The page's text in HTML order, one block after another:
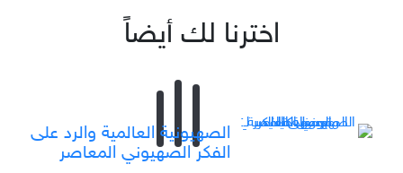
اخترنا لك أيضاً
الصهيونية العالمية والرد على
الفكر الصهيوني المعاصر